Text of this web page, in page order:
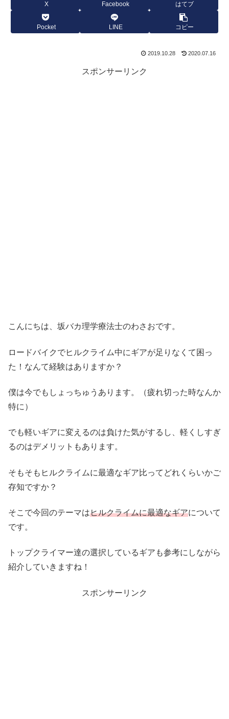
X Facebook はてブ
Pocket LINE コピー
2019.10.28 2020.07.16
スポンサーリンク
こんにちは、坂バカ理学療法士のわさおです。
ロードバイクでヒルクライム中にギアが足りなくて困っ
た！なんて経験はありますか？
僕は今でもしょっちゅうあります。（疲れ切った時なんか
特に）
でも軽いギアに変えるのは負けた気がするし、軽くしすぎ
るのはデメリットもあります。
そもそもヒルクライムに最適なギア比ってどれくらいかご
存知ですか？
そこで今回のテーマはヒルクライムに最適なギアについて
です。
トップクライマー達の選択しているギアも参考にしながら
紹介していきますね！
スポンサーリンク